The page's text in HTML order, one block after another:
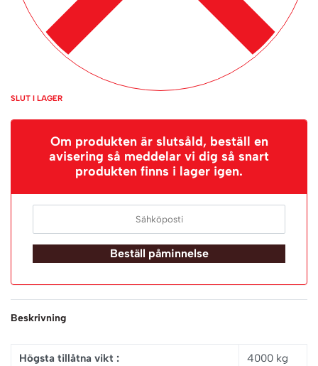
SLUT I LAGER
Om produkten är slutsåld, beställ en
avisering så meddelar vi dig så snart
produkten finns i lager igen.
Beställ påminnelse
Beskrivning
Högsta tillåtna vikt : 4000 kg